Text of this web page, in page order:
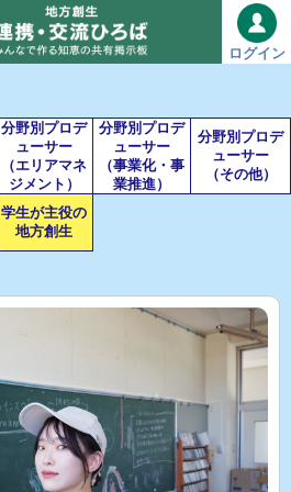
ログイン
分野別プロデ
ューサー
（エリアマネ
ジメント）
分野別プロデ
ューサー
（事業化・事
業推進）
分野別プロデ
ューサー
（その他）
学生が主役の
地方創生